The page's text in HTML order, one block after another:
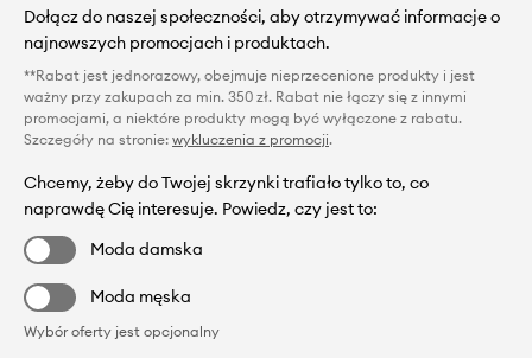
Dołącz do naszej społeczności, aby otrzymywać informacje o
najnowszych promocjach i produktach.
**Rabat jest jednorazowy, obejmuje nieprzecenione produkty i jest
ważny przy zakupach za min. 350 zł. Rabat nie łączy się z innymi
promocjami, a niektóre produkty mogą być wyłączone z rabatu.
Szczegóły na stronie: wykluczenia z promocji.
Chcemy, żeby do Twojej skrzynki trafiało tylko to, co
naprawdę Cię interesuje. Powiedz, czy jest to:
Moda damska
Moda męska
Wybór oferty jest opcjonalny